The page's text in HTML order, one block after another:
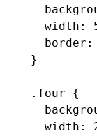
  width
:
  border
:
}
.four {
  width
: